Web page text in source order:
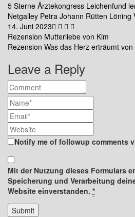
5 Sterne Ärztekongress Leichenfund
Netgalley Petra Johann Rütten Löning
14. Juni 2023
Beitragsnavigation
Rezension Mutterliebe von Kim
Rezension Was das Herz erträumt
Leave a Reply
Notify me of followup comments
Mit der Nutzung dieses Formulars
Speicherung und Verarbeitung
Website einverstanden. *